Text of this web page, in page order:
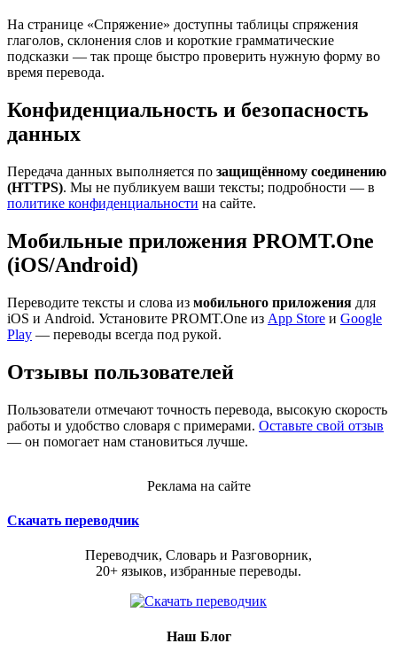
На странице «Спряжение» доступны таблицы спряжения
глаголов, склонения слов и короткие грамматические
подсказки — так проще быстро проверить нужную форму во
время перевода.
Конфиденциальность и безопасность
данных
Передача данных выполняется по защищённому соединению
(HTTPS). Мы не публикуем ваши тексты; подробности — в
политике конфиденциальности на сайте.
Мобильные приложения PROMT.One
(iOS/Android)
Переводите тексты и слова из мобильного приложения для
iOS и Android. Установите PROMT.One из App Store и Google
Play — переводы всегда под рукой.
Отзывы пользователей
Пользователи отмечают точность перевода, высокую скорость
работы и удобство словаря с примерами. Оставьте свой отзыв
— он помогает нам становиться лучше.
Реклама на сайте
Скачать переводчик
Переводчик, Словарь и Разговорник,
20+ языков, избранные переводы.
Наш Блог